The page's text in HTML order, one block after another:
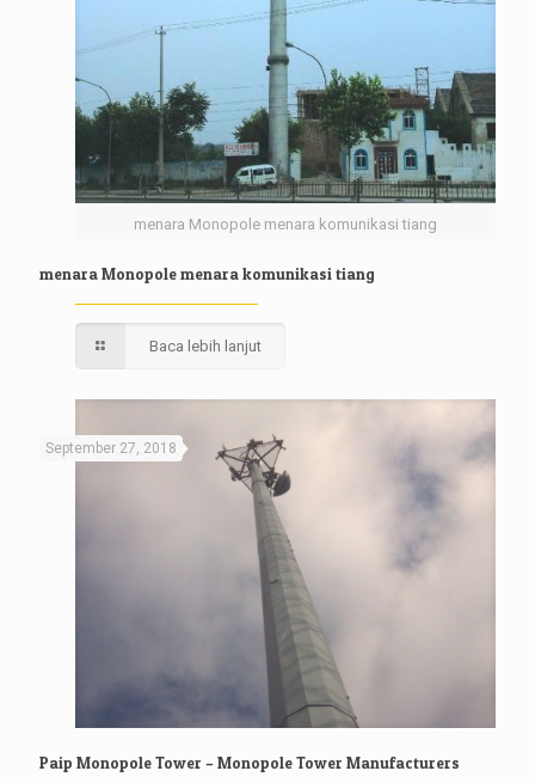
menara Monopole menara komunikasi tiang
menara Monopole menara komunikasi tiang
Baca lebih lanjut
September 27, 2018
Paip Monopole Tower – Monopole Tower Manufacturers